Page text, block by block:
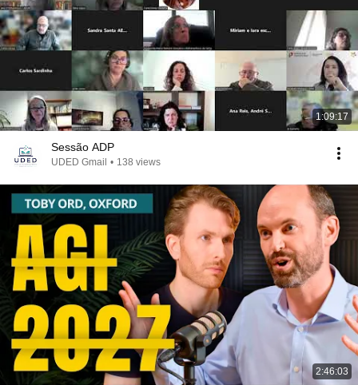
1:09:17
Sessão ADP
UDED Gmail • 138 views
2:46:03